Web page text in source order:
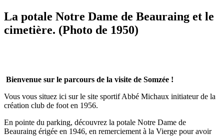
La potale Notre Dame de Beauraing et le
cimetière. (Photo de 1950)
Bienvenue sur le parcours de la visite de Somzée !
Vous vous situez ici sur le site sportif Abbé Michaux initiateur de la
création club de foot en 1956.
En pointe du parking, découvrez la potale Notre Dame de
Beauraing érigée en 1946, en remerciement à la Vierge pour avoir